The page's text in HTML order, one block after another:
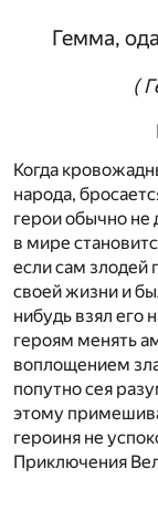
Гемма,
(
Когда
народа,
герои обычно
в мире
если сам злодей
своей жизни и
нибудь взял его
героям менять
воплощением
попутно сея
этому
героиня не
Приключения